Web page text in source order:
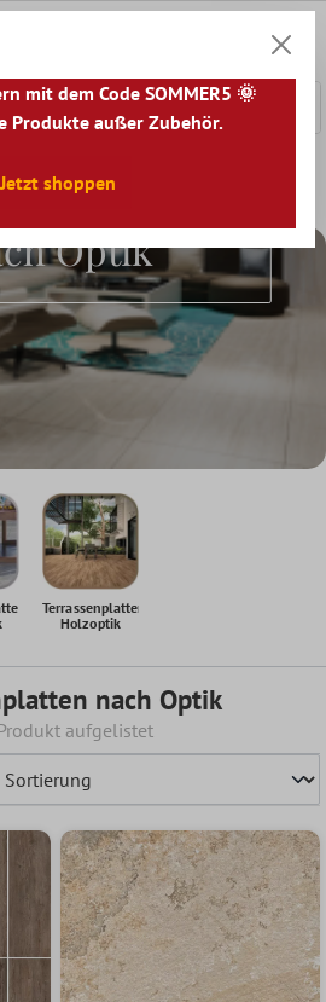
Terrassenplatten nach Optik
Optik
Terrassenplatten
Holzoptik
nach Optik
aufgelistet
mit dem Code SOMMER5 🌞
Produkte außer Zubehör.
Jetzt shoppen